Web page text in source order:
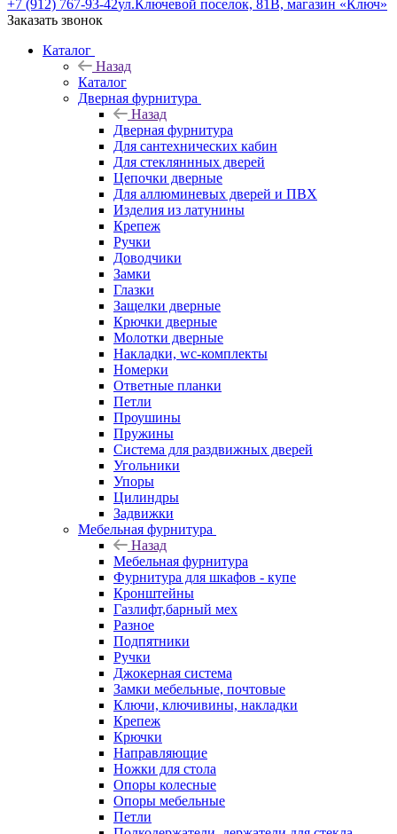
+7 (912) 767-93-42ул.Ключевой поселок, 81В, магазин «Ключ»
Заказать звонок
Каталог
Назад
Каталог
Дверная фурнитура
Назад
Дверная фурнитура
Для сантехнических кабин
Для стекляннных дверей
Цепочки дверные
Для аллюминевых дверей и ПВХ
Изделия из латунины
Крепеж
Ручки
Доводчики
Замки
Глазки
Защелки дверные
Крючки дверные
Молотки дверные
Накладки, wc-комплекты
Номерки
Ответные планки
Петли
Проушины
Пружины
Система для раздвижных дверей
Угольники
Упоры
Цилиндры
Задвижки
Мебельная фурнитура
Назад
Мебельная фурнитура
Фурнитура для шкафов - купе
Кронштейны
Газлифт,барный мех
Разное
Подпятники
Ручки
Джокерная система
Замки мебельные, почтовые
Ключи, ключивины, накладки
Крепеж
Крючки
Направляющие
Ножки для стола
Опоры колесные
Опоры мебельные
Петли